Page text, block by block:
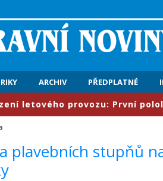
ARCHIV PŘEDPLATNÉ
provozu: První pololetí
plavebních stupňů